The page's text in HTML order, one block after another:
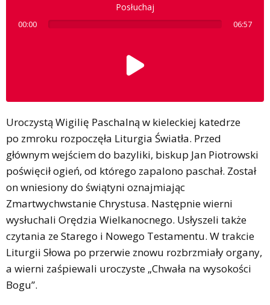
Posłuchaj
00:00 06:57
Uroczystą Wigilię Paschalną w kieleckiej katedrze
po zmroku rozpoczęła Liturgia Światła. Przed
głównym wejściem do bazyliki, biskup Jan Piotrowski
poświęcił ogień, od którego zapalono paschał. Został
on wniesiony do świątyni oznajmiając
Zmartwychwstanie Chrystusa. Następnie wierni
wysłuchali Orędzia Wielkanocnego. Usłyszeli także
czytania ze Starego i Nowego Testamentu. W trakcie
Liturgii Słowa po przerwie znowu rozbrzmiały organy,
a wierni zaśpiewali uroczyste „Chwała na wysokości
Bogu”.